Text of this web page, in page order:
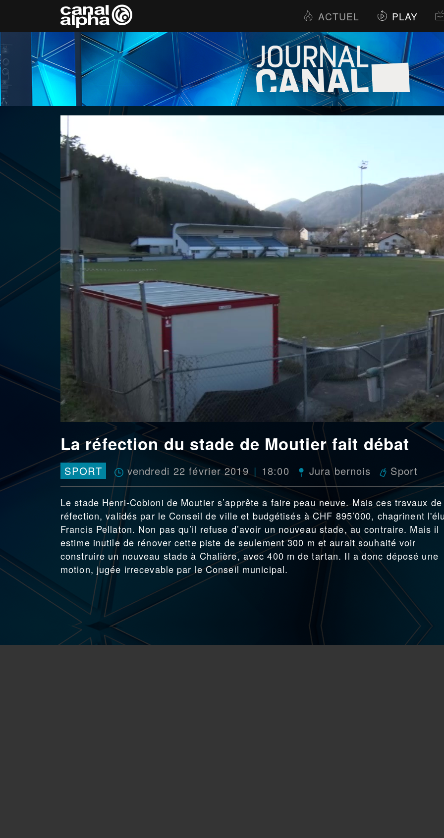
ACTUEL PLAY
La réfection du stade de Moutier fait débat
SPORT vendredi 22 février 2019 18:00 Jura bernois Sport
Le stade Henri-Cobioni de Moutier s’apprête a faire peau neuve. Mais ces travaux de
réfection, validés par le Conseil de ville et budgétisés à CHF 895’000, chagrinent
Francis Pellaton. Non pas qu’il refuse d’avoir un nouveau stade, au contraire. Mais il
estime inutile de rénover cette piste de seulement 300 m et aurait souhaité voir
construire un nouveau stade à Chalière, avec 400 m de tartan. Il a donc déposé une
motion, jugée irrecevable par le Conseil municipal.